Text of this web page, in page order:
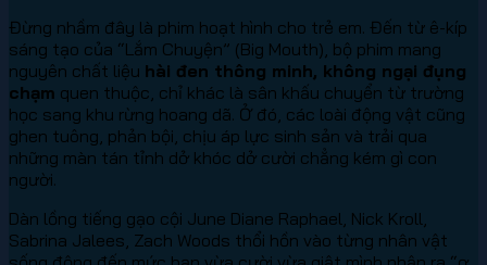
Đừng nhầm đây là phim hoạt hình cho trẻ em. Đến từ ê-kíp
sáng tạo của “Lắm Chuyện” (Big Mouth), bộ phim mang
nguyên chất liệu hài đen thông minh, không ngại đụng
chạm quen thuộc, chỉ khác là sân khấu chuyển từ trường
học sang khu rừng hoang dã. Ở đó, các loài động vật cũng
ghen tuông, phản bội, chịu áp lực sinh sản và trải qua
những màn tán tỉnh dở khóc dở cười chẳng kém gì con
người.
Dàn lồng tiếng gạo cội June Diane Raphael, Nick Kroll,
Sabrina Jalees, Zach Woods thổi hồn vào từng nhân vật